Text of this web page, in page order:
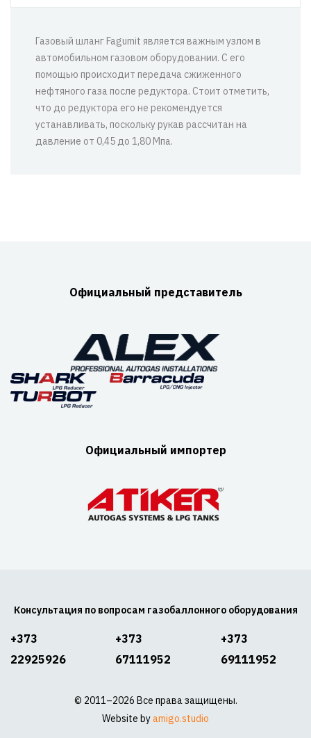
Газовый шланг Fagumit является важным узлом в
автомобильном газовом оборудовании. С его
помощью происходит передача сжиженного
нефтяного газа после редуктора. Стоит отметить,
что до редуктора его не рекомендуется
устанавливать, поскольку рукав рассчитан на
давление от 0,45 до 1,80 Мпа.
Официальный представитель
Официальный импортер
Консультация по вопросам газобаллонного оборудования
+373
22925926
+373
67111952
+373
69111952
© 2011–2026 Все права защищены.
Website byamigo.studio